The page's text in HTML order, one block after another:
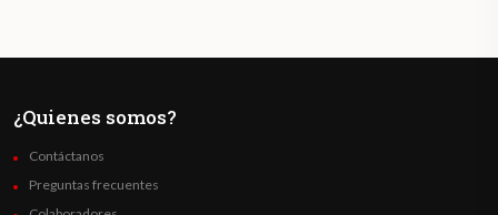
¿Quienes somos?
Contáctanos
Preguntas frecuentes